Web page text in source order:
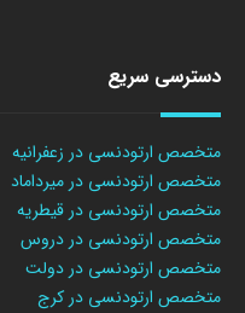
دسترسی سریع
متخصص ارتودنسی در زعفرانیه
متخصص ارتودنسی در میرداماد
متخصص ارتودنسی در قیطریه
متخصص ارتودنسی در دروس
متخصص ارتودنسی در دولت
متخصص ارتودنسی در کرج